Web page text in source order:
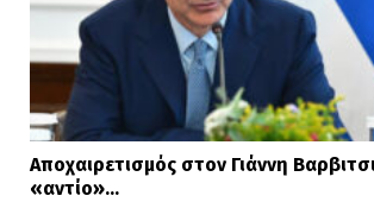
Αποχαιρετισμός στον Γιάννη
«αντίο»…